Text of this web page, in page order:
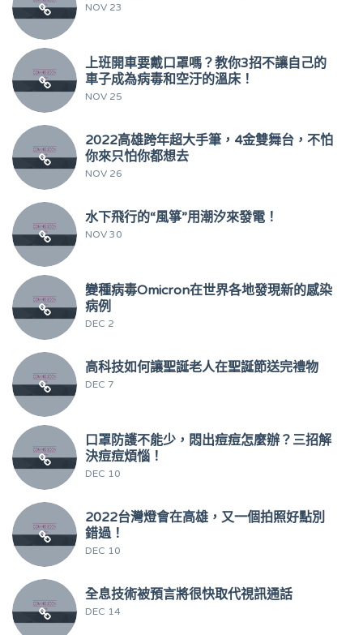
NOV 23
上班開車要戴口罩嗎？教你3招不讓自己的
車子成為病毒和空汙的溫床！
NOV 25
2022高雄跨年超大手筆，4金雙舞台，不怕
你來只怕你都想去
NOV 26
水下飛行的“風箏”用潮汐來發電！
NOV 30
變種病毒Omicron在世界各地發現新的感染
病例
DEC 2
高科技如何讓聖誕老人在聖誕節送完禮物
DEC 7
口罩防護不能少，悶出痘痘怎麼辦？三招解
決痘痘煩惱！
DEC 10
2022台灣燈會在高雄，又一個拍照好點別
錯過！
DEC 10
全息技術被預言將很快取代視訊通話
DEC 14